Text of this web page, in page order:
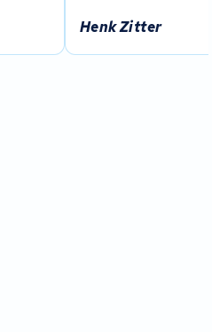
Henk Zitter